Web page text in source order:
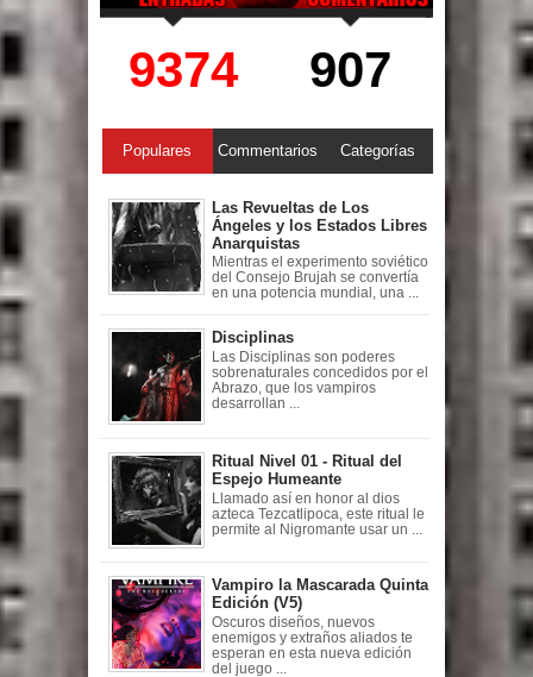
9374 907
Populares Commentarios Categorías
Las Revueltas de Los
Ángeles y los Estados Libres
Anarquistas
Mientras el experimento soviético
del Consejo Brujah se convertía
en una potencia mundial, una ...
Disciplinas
Las Disciplinas son poderes
sobrenaturales concedidos por el
Abrazo, que los vampiros
desarrollan ...
Ritual Nivel 01 - Ritual del
Espejo Humeante
Llamado así en honor al dios
azteca Tezcatlipoca, este ritual le
permite al Nigromante usar un ...
Vampiro la Mascarada Quinta
Edición (V5)
Oscuros diseños, nuevos
enemigos y extraños aliados te
esperan en esta nueva edición
del juego ...